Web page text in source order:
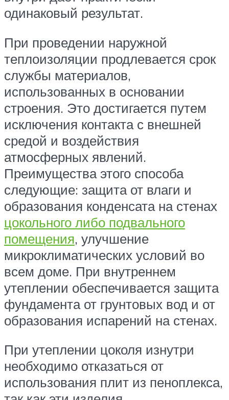
одинаковый результат.
При проведении наружной
теплоизоляции продлевается срок
службы материалов,
использованных в основании
строения. Это достигается путем
исключения контакта с внешней
средой и воздействия
атмосферных явлений.
Преимущества этого способа
следующие: защита от влаги и
образования конденсата на стенах
цокольного либо подвального
помещения, улучшение
микроклиматических условий во
всем доме. При внутреннем
утеплении обеспечивается защита
фундамента от грунтовых вод и от
образования испарений на стенах.
При утеплении цоколя изнутри
необходимо отказаться от
использования плит из пеноплекса,